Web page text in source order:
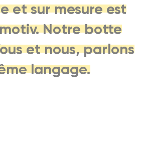
et sur mesure est
Notre botte
et nous, parlons
langage.